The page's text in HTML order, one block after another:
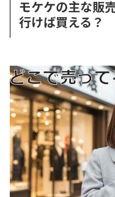
モケケの主な販
行けば買える？